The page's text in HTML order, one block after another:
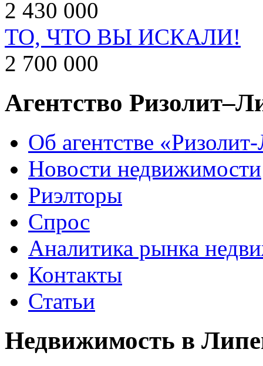
2 430 000
ТО, ЧТО ВЫ ИСКАЛИ!
2 700 000
Агентство
Об агентстве
Новости недвижимости
Риэлторы
Спрос
Аналитика рынка
Контакты
Статьи
Недвижимость в